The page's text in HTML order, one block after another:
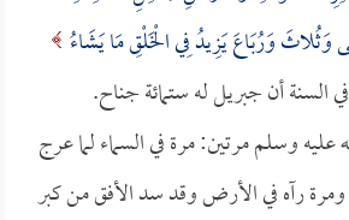
وَثُلاثَ وَرُبَاعَ يَزِيدُ فِي الْخَلْقِ مَا يَشَاءُ
عليه وسلم مرتين: مرة في السماء لما عرج
ومرة رآه في الأرض وقد سد الأفق من كبر